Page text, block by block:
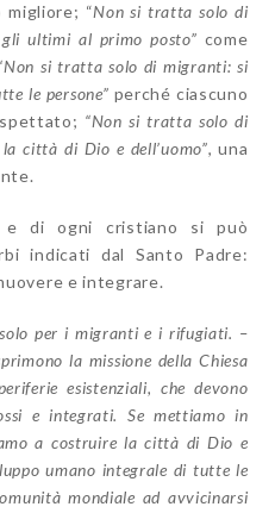
migliore; “Non si tratta solo di
ultimi al primo posto” come
si tratta solo di migranti: si
le persone” perché ciascuno
“Non si tratta solo di
città di Dio e dell’uomo”, una
e di ogni cristiano si può
indicati dal Santo Padre:
e integrare.
per i migranti e i rifugiati. –
la missione della Chiesa
esistenziali, che devono
e integrati. Se mettiamo in
a costruire la città di Dio e
umano integrale di tutte le
mondiale ad avvicinarsi